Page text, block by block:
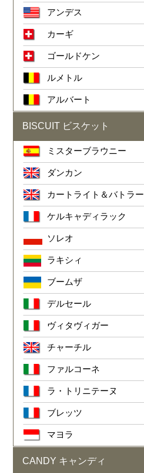
アンデス
カーギ
ゴールドケン
ルメトル
アルバート
BISCUIT ビスケット
ミスターブラウニー
ダンカン
カートライト＆バトラー
ケルキャディラック
ソレオ
ラキシィ
ブームザ
デルセール
ヴィタヴィガー
チャーチル
ファルコーネ
ラ・トリニテーヌ
ブレッツ
マヨラ
CANDY キャンディ